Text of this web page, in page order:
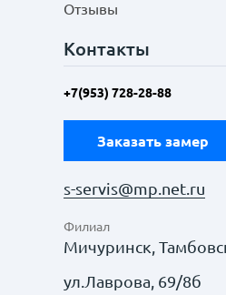
Отзывы
Контакты
+7(953) 728-28-88
Заказать замер
s-servis@mp.net.ru
Филиал
Мичуринск,
ул.Лаврова, 69/8б